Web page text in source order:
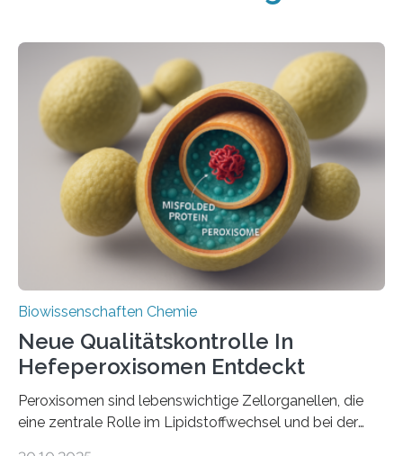
Biowissenschaften Chemie
Neue Qualitätskontrolle In
Hefeperoxisomen Entdeckt
Peroxisomen sind lebenswichtige Zellorganellen, die
eine zentrale Rolle im Lipidstoffwechsel und bei der